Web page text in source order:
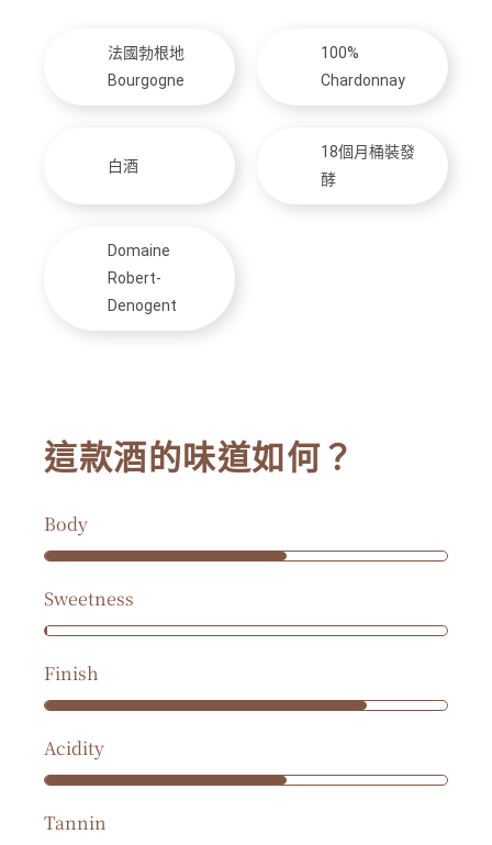
法國勃根地
Bourgogne
100%
Chardonnay
白酒
18個月桶裝發
酵
Domaine
Robert-
Denogent
這款酒的味道如何？
Body
Sweetness
Finish
Acidity
Tannin